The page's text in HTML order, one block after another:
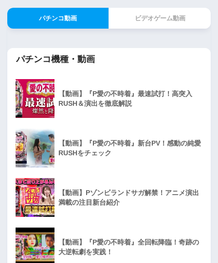
パチンコ動画 ビデオゲーム動画
パチンコ機種・動画
【動画】『P愛の不時着』最速試打！高突入
RUSH＆演出を徹底解説
【動画】『P愛の不時着』新台PV！感動の純愛
RUSHをチェック
【動画】Pゾンビランドサガ解禁！アニメ演出
満載の注目新台紹介
【動画】『P愛の不時着』全回転降臨！奇跡の
大逆転劇を実践！